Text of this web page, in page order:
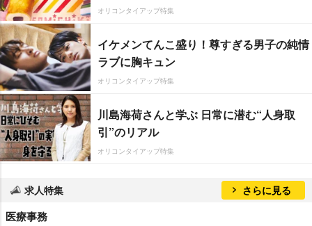
オリコンタイアップ特集
イケメンてんこ盛り！尊すぎる男子の純情
ラブに胸キュン
オリコンタイアップ特集
川島海荷さんと学ぶ 日常に潜む“人身取
引”のリアル
オリコンタイアップ特集
求人特集 さらに見る
医療事務